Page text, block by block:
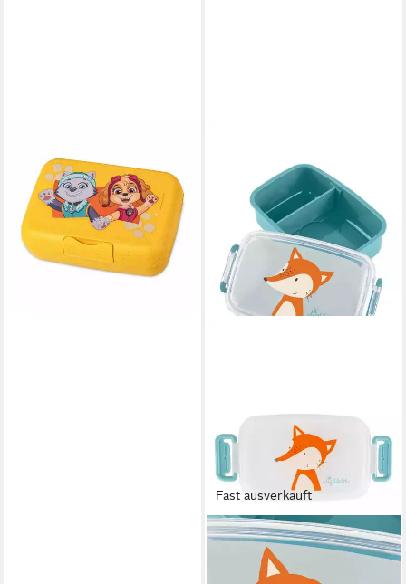
Lunchbox Candy L Grow Paw
Patrol
ab 11,43 €
in 3-4 Werktagen bei dir
Fast ausverkauft
SIGIKID
Lunchbox Brotzeit Snackdose
Fuchs für Kinder Unisex